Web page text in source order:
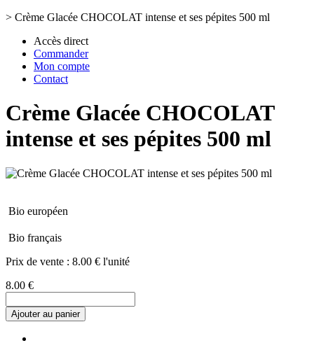
> Crème Glacée CHOCOLAT intense et ses pépites 500 ml
Accès direct
Commander
Mon compte
Contact
Crème Glacée CHOCOLAT
intense et ses pépites 500 ml
Bio européen
Bio français
Prix de vente : 8.00 € l'unité
8.00 €
Ajouter au panier